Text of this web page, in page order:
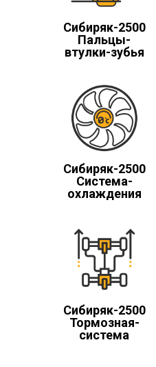
Cибиряк-2500
Пальцы-
втулки-зубья
Cибиряк-2500
Система-
охлаждения
Cибиряк-2500
Тормозная-
система